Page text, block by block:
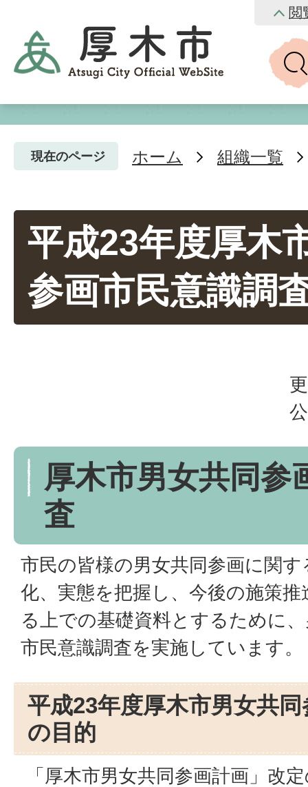
閲
現在のページ ホーム 組織一覧
平成23年度厚木
参画市民意識調
厚木市男女共同参
査
市民の皆様の男女共同参画に関
化、実態を把握し、今後の施策
る上での基礎資料とするために
市民意識調査を実施しています。
平成23年度厚木市男女共
の目的
「厚木市男女共同参画計画」改